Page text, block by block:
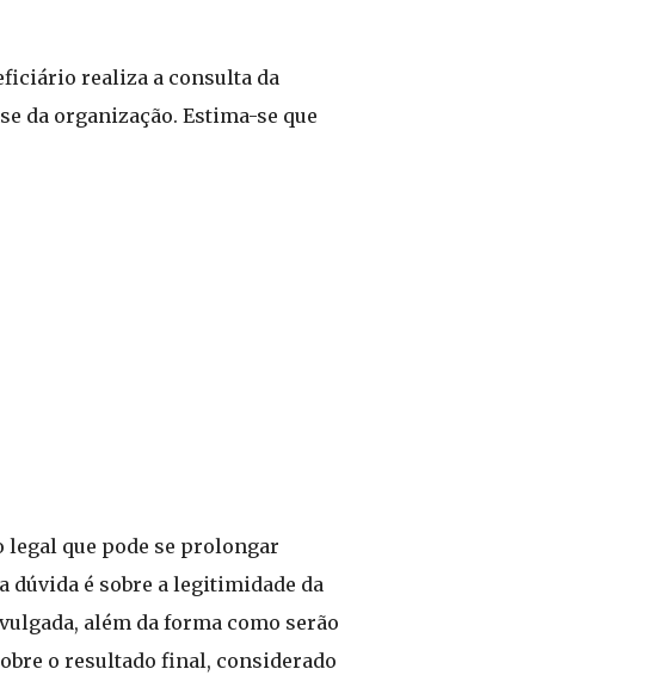
realiza a consulta da
da organização. Estima-se que
legal que pode se prolongar
dúvida é sobre a legitimidade da
além da forma como serão
o resultado final, considerado